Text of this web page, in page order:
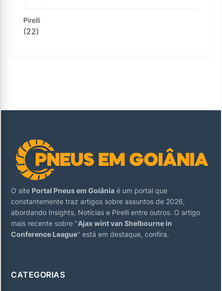
Pirelli
(22)
O site Portal Pneus em Goiânia é um portal que
constantemente traz artigos sobre assuntos de 2026,
abordando Insights, Notícias e Pirelli entre outros. O artigo
mais recente sobre "Ajax wint van Shelbourne in
Conference League" está em destaque, confira.
CATEGORIAS